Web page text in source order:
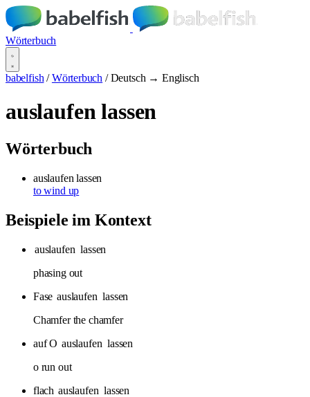
Wörterbuch
babelfish / Wörterbuch / Deutsch → Englisch
auslaufen lassen
Wörterbuch
auslaufen lassen
to wind up
Beispiele im Kontext
auslaufen lassen
phasing out
Fase auslaufen lassen
Chamfer the chamfer
auf O auslaufen lassen
o run out
flach auslaufen lassen